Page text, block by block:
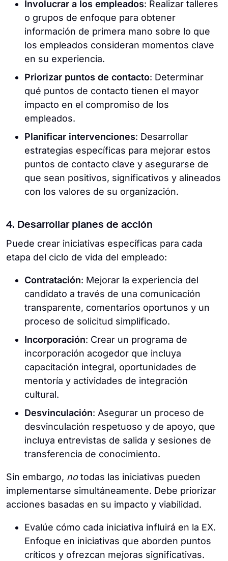
Involucrar a los empleados: Realizar talleres
o grupos de enfoque para obtener
información de primera mano sobre lo que
los empleados consideran momentos clave
en su experiencia.
Priorizar puntos de contacto: Determinar
qué puntos de contacto tienen el mayor
impacto en el compromiso de los
empleados.
Planificar intervenciones: Desarrollar
estrategias específicas para mejorar estos
puntos de contacto clave y asegurarse de
que sean positivos, significativos y alineados
con los valores de su organización.
4. Desarrollar planes de acción
Puede crear iniciativas específicas para cada
etapa del ciclo de vida del empleado:
Contratación: Mejorar la experiencia del
candidato a través de una comunicación
transparente, comentarios oportunos y un
proceso de solicitud simplificado.
Incorporación: Crear un programa de
incorporación acogedor que incluya
capacitación integral, oportunidades de
mentoría y actividades de integración
cultural.
Desvinculación: Asegurar un proceso de
desvinculación respetuoso y de apoyo, que
incluya entrevistas de salida y sesiones de
transferencia de conocimiento.
Sin embargo, notodas las iniciativas pueden
implementarse simultáneamente. Debe priorizar
acciones basadas en su impacto y viabilidad.
Evalúe cómo cada iniciativa influirá en la EX.
Enfoque en iniciativas que aborden puntos
críticos y ofrezcan mejoras significativas.